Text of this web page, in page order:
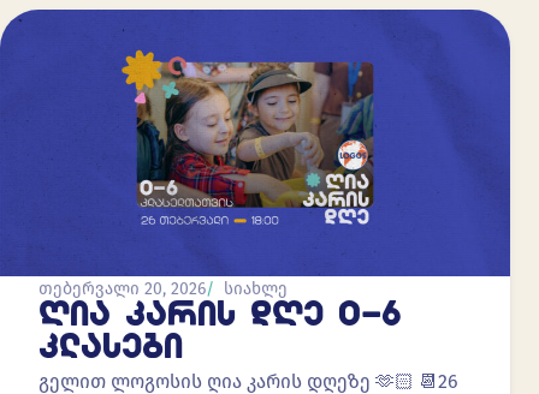
თებერვალი 20, 2026 სიახლე
ᲦᲘᲐ ᲙᲐᲠᲘᲡ ᲓᲦᲔ 0-6
ᲙᲚᲐᲡᲔᲑᲘ
გელით ლოგოსის ღია კარის დღეზე 🫶🏻 📆26